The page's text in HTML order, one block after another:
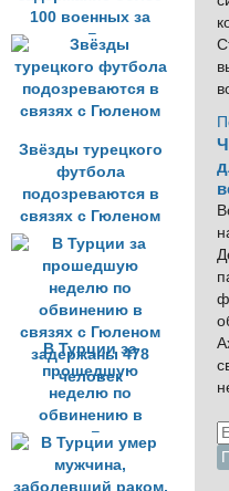
100 военных за
связи с Гюленом
Звёзды турецкого
футбола
подозреваются в
связях с Гюленом
В Турции за
прошедшую
неделю по
обвинению в
связях с Гюленом
задержаны 478
человек